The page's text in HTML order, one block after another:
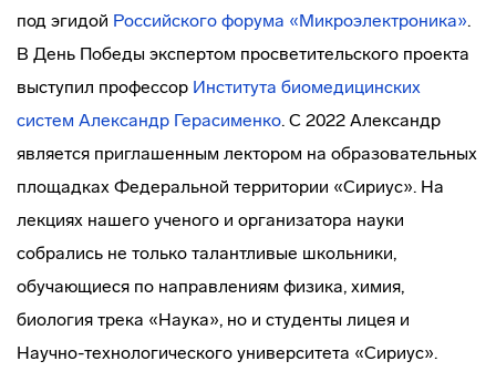
под эгидой Российского форума «Микроэлектроника».
В День Победы экспертом просветительского проекта
выступил профессор Института биомедицинских
систем Александр Герасименко. С 2022 Александр
является приглашенным лектором на образовательных
площадках Федеральной территории «Сириус». На
лекциях нашего ученого и организатора науки
собрались не только талантливые школьники,
обучающиеся по направлениям физика, химия,
биология трека «Наука», но и студенты лицея и
Научно-технологического университета «Сириус».